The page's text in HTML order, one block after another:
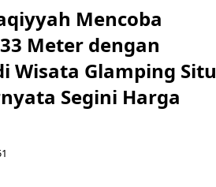
Mencoba
Meter dengan
Wisata Glamping Situ
Segini Harga